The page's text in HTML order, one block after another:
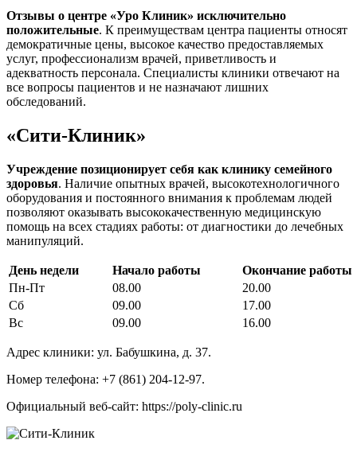
Отзывы о центре «Уро Клиник» исключительно
положительные. К преимуществам центра пациенты относят
демократичные цены, высокое качество предоставляемых
услуг, профессионализм врачей, приветливость и
адекватность персонала. Специалисты клиники отвечают на
все вопросы пациентов и не назначают лишних
обследований.
«Сити-Клиник»
Учреждение позиционирует себя как клинику семейного
здоровья. Наличие опытных врачей, высокотехнологичного
оборудования и постоянного внимания к проблемам людей
позволяют оказывать высококачественную медицинскую
помощь на всех стадиях работы: от диагностики до лечебных
манипуляций.
День недели Начало работы
Окончание работы
Пн-Пт
08.00
20.00
Сб
09.00
17.00
Вс
09.00 16.00
Адрес клиники: ул. Бабушкина, д. 37.
Номер телефона: +7 (861) 204-12-97.
Официальный веб-сайт: https://poly-clinic.ru